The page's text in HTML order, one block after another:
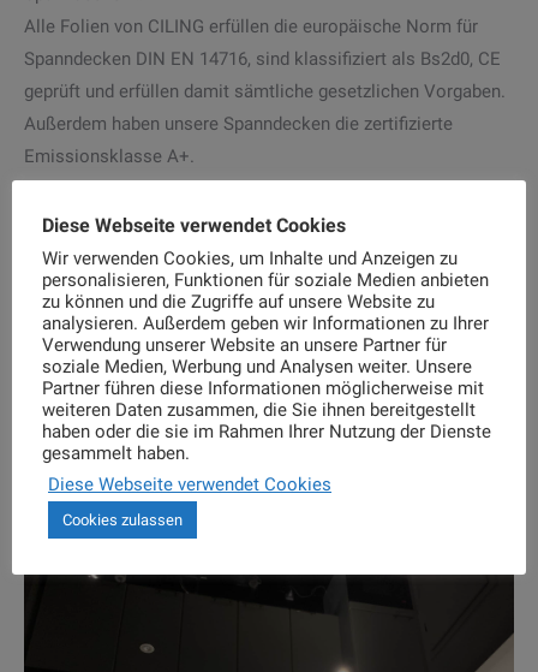
Alle Folien von CILING erfüllen die europäische Norm für
Spanndecken DIN EN 14716, sind klassifiziert als Bs2d0, CE
geprüft und erfüllen damit sämtliche gesetzlichen Vorgaben.
Außerdem haben unsere Spanndecken die zertifizierte
Emissionsklasse A+.
Wohnkultur erstellt Ihnen ein kostenloses Angebot. Ganz
einfach online oder vor Ort. Stellen Sie einfach Ihre
Spanndecke / Lichtdecke in wenigen Klicks zusammen.
Einfach Kostenlos und unverbindlich.
Diese Webseite verwendet Cookies
Wir verwenden Cookies, um Inhalte und Anzeigen zu
personalisieren, Funktionen für soziale Medien anbieten
zu können und die Zugriffe auf unsere Website zu
analysieren. Außerdem geben wir Informationen zu Ihrer
Verwendung unserer Website an unsere Partner für
soziale Medien, Werbung und Analysen weiter. Unsere
Partner führen diese Informationen möglicherweise mit
weiteren Daten zusammen, die Sie ihnen bereitgestellt
haben oder die sie im Rahmen Ihrer Nutzung der Dienste
gesammelt haben.
Diese Webseite verwendet Cookies
Cookies zulassen